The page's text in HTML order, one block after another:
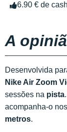
6.90 € de
A
Desenvolvida
Nike Air Zoom
sessões na pista
acompanha-o
metros.